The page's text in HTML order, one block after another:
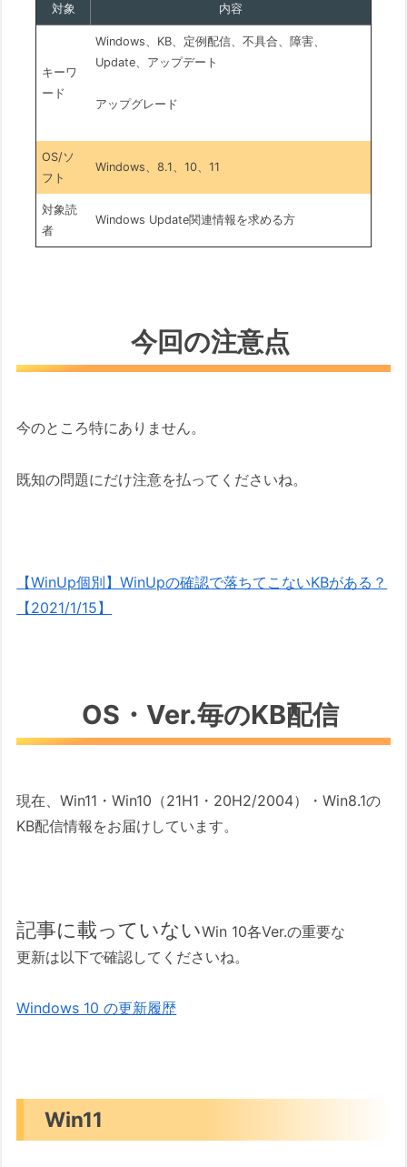
対象 内容
キーワ
ード
Windows、KB、定例配信、不具合、障害、
Update、アップデート
アップグレード
OS/ソ
フト
Windows、8.1、10、11
対象読
者
Windows Update関連情報を求める方
今回の注意点
今のところ特にありません。
既知の問題にだけ注意を払ってくださいね。
【WinUp個別】WinUpの確認で落ちてこないKBがある？
【2021/1/15】
OS・Ver.毎のKB配信
現在、Win11・Win10（21H1・20H2/2004）・Win8.1の
KB配信情報をお届けしています。
記事に載っていないWin 10各Ver.の重要な
更新は以下で確認してくださいね。
Windows 10 の更新履歴
Win11